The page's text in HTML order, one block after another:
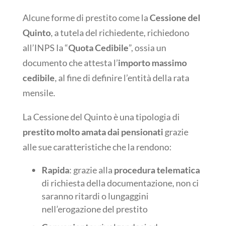
Alcune forme di prestito come laCessione del
Quinto, a tutela del richiedente, richiedono
all’INPS la “Quota Cedibile”, ossia un
documento che attesta l’importo massimo
cedibile, al fine di definire l’entità della rata
mensile.
La Cessione del Quinto è una tipologia di
prestito molto amata dai pensionati grazie
alle sue caratteristiche che la rendono:
Rapida: grazie alla procedura telematica
di richiesta della documentazione, non ci
saranno ritardi o lungaggini
nell’erogazione del prestito